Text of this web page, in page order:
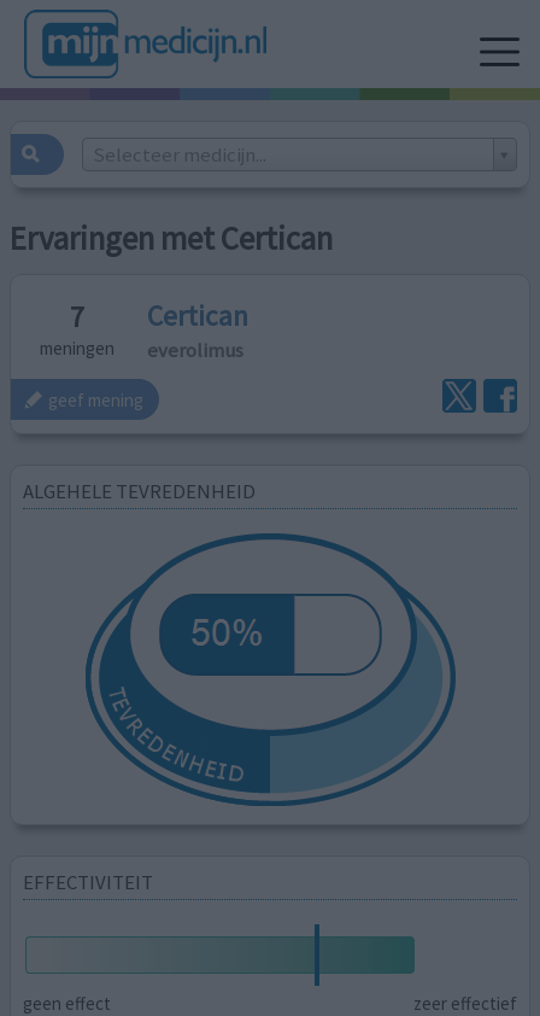
Selecteer medicijn...
Ervaringen met Certican
7
meningen
Certican
everolimus
geef mening
ALGEHELE TEVREDENHEID
EFFECTIVITEIT
geen effect zeer effectief